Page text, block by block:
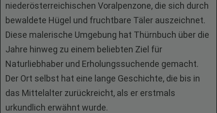
niederösterreichischen Voralpenzone, die sich durch
bewaldete Hügel und fruchtbare Täler auszeichnet.
Diese malerische Umgebung hat Thürnbuch über die
Jahre hinweg zu einem beliebten Ziel für
Naturliebhaber und Erholungssuchende gemacht.
Der Ort selbst hat eine lange Geschichte, die bis in
das Mittelalter zurückreicht, als er erstmals
urkundlich erwähnt wurde.